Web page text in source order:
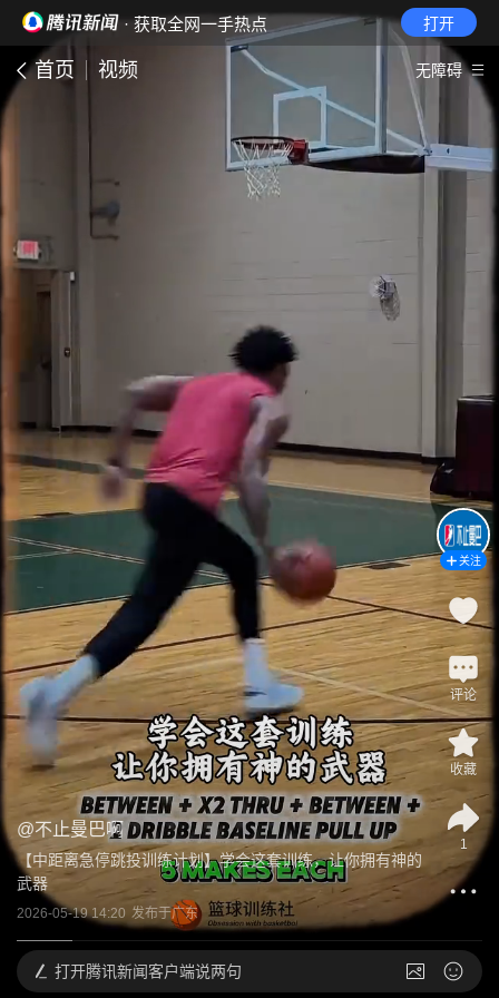
· 获取全网一手热点 打开
首页 视频 无障碍
@不止曼巴啊
【中距离急停跳投训练计划】学会这套训练，让你拥有神的
武器
2026-05-19 14:20 发布于广东
关注
评论
收藏
1
打开腾讯新闻客户端说两句